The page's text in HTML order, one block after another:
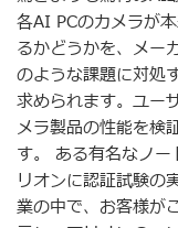
各AI PCのカメラが
るかどうかを、メー
のような課題に対処
求められます。ユー
メラ製品の性能を検
す。 ある有名なノ
リオンに認証試験の
業の中で、お客様が